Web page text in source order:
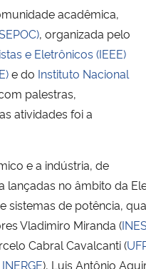
acadêmica,
, organizada pelo
e Eletrônicos (IEEE)
e do Instituto Nacional
palestras,
atividades foi a
e a indústria, de
no âmbito da
de potência,
Vladimiro Miranda (
Cabral Cavalcanti (
INERGE), Luis Antônio